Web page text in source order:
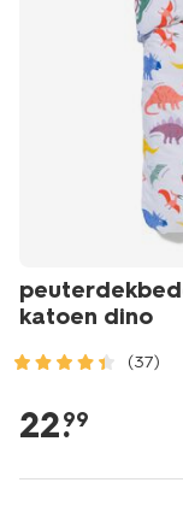
katoen dino
(37)
slapen/slapen/
120x150cm-
katoen-
22.
99